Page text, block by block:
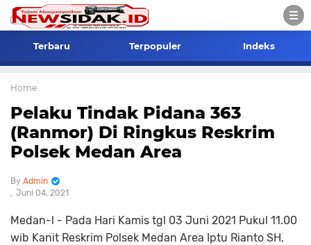
Terbaru Terpopuler Indeks
Home
Pelaku Tindak Pidana 363
(Ranmor) Di Ringkus Reskrim
Polsek Medan Area
Admin
Juni 04, 2021
Medan-l - Pada Hari Kamis tgl 03 Juni 2021 Pukul 11.00
wib Kanit Reskrim Polsek Medan Area Iptu Rianto SH,